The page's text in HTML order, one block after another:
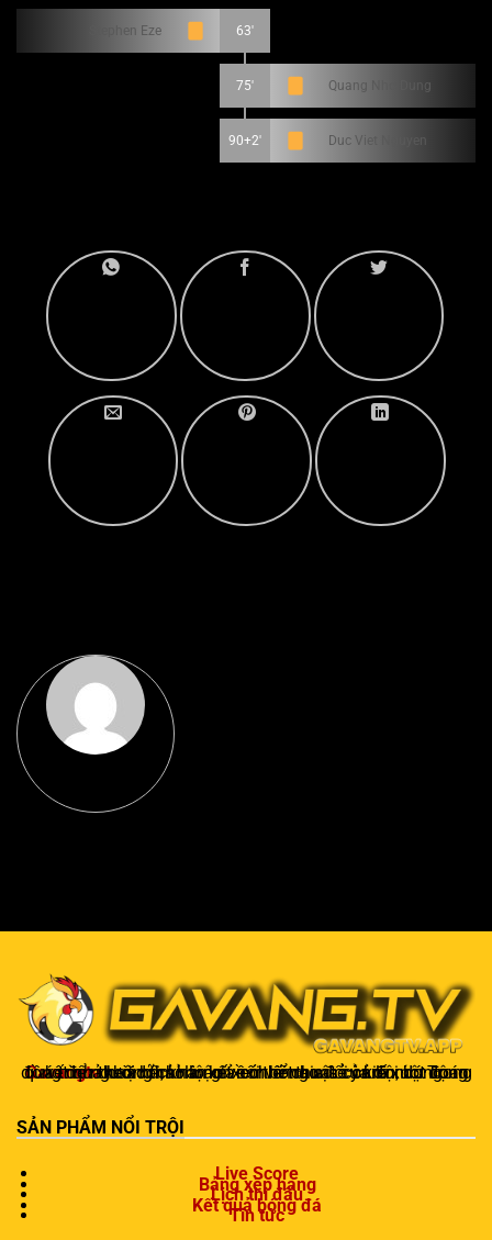
Stephen Eze 63'
75' Quang Nho Dung
90+2' Duc Viet Nguyen
Gavangtv
không chỉ là nơi xem bóng mà còn là một cộng đồng để người hâm mộ kết nối và trao đổi cảm xúc. Trong quá trình theo dõi, khán giả có thể chia sẻ ý kiến, dự đoán kết quả hoặc thảo luận về chiến thuật của đội bóng.
SẢN PHẨM NỔI TRỘI
Live Score
Bảng xếp hạng
Lịch thi đấu
Kết quả bóng đá
Tin tức